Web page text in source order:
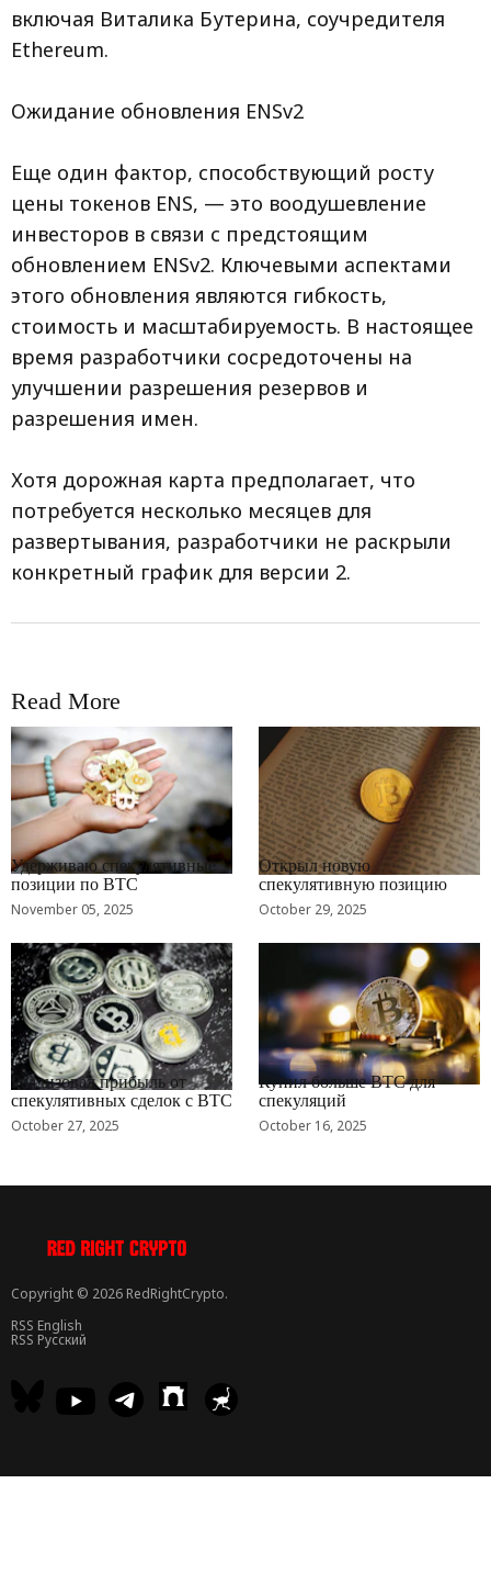
включая Виталика Бутерина, соучредителя
Ethereum.
Ожидание обновления ENSv2
Еще один фактор, способствующий росту
цены токенов ENS, — это воодушевление
инвесторов в связи с предстоящим
обновлением ENSv2. Ключевыми аспектами
этого обновления являются гибкость,
стоимость и масштабируемость. В настоящее
время разработчики сосредоточены на
улучшении разрешения резервов и
разрешения имен.
Хотя дорожная карта предполагает, что
потребуется несколько месяцев для
развертывания, разработчики не раскрыли
конкретный график для версии 2.
Read More
RRCNEWS_RU
Удерживаю спекулятивные
позиции по BTC
November 05, 2025
RRCNEWS_RU
Открыл новую
спекулятивную позицию
October 29, 2025
RRCNEWS_RU
Реализовал прибыль от
спекулятивных сделок с BTC
October 27, 2025
RRCNEWS_RU
Купил больше BTC для
спекуляций
October 16, 2025
Copyright © 2026 RedRightCrypto.
RSS English
RSS Русский